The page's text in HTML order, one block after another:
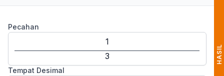
Persen Widget
Pecahan
Tempat Desimal
HASIL